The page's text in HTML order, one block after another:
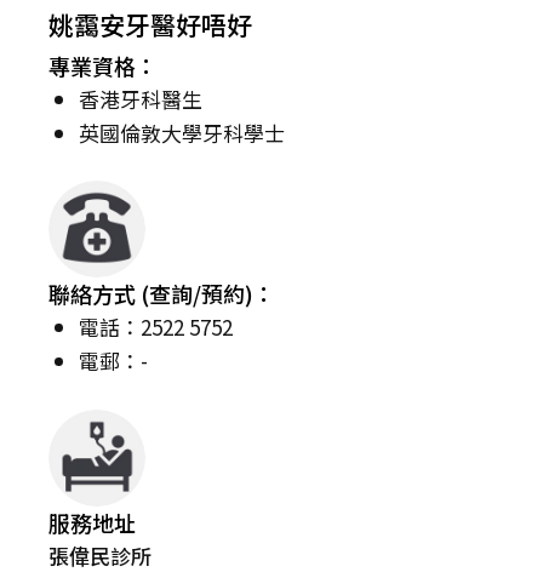
姚靄安牙醫好唔好
專業資格：
香港牙科醫生
英國倫敦大學牙科學士
聯絡方式 (查詢/預約)：
電話：2522 5752
電郵：-
服務地址
張偉民診所